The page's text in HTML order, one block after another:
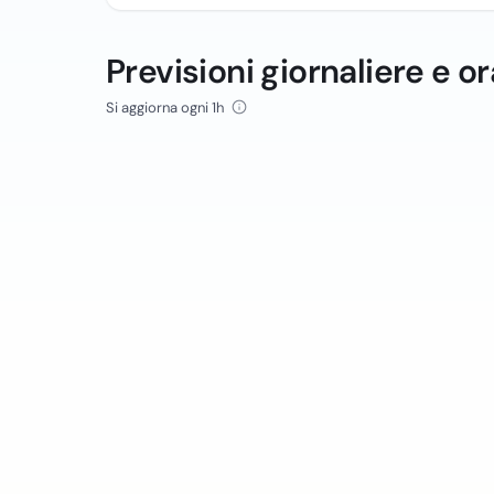
Previsioni giornaliere e
Si aggiorna ogni 1h